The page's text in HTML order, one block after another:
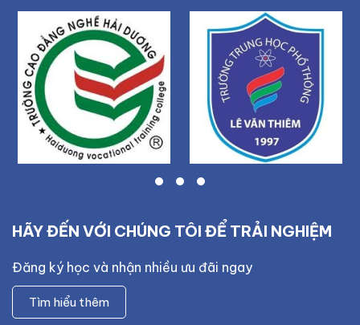
HÃY ĐẾN VỚI CHÚNG TÔI ĐỂ TRẢI NGHIỆM
Đăng ký học và nhận nhiều ưu đãi ngay
Tìm hiểu thêm